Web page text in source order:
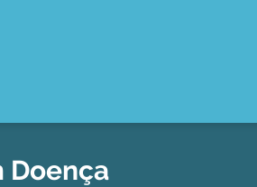
Doença